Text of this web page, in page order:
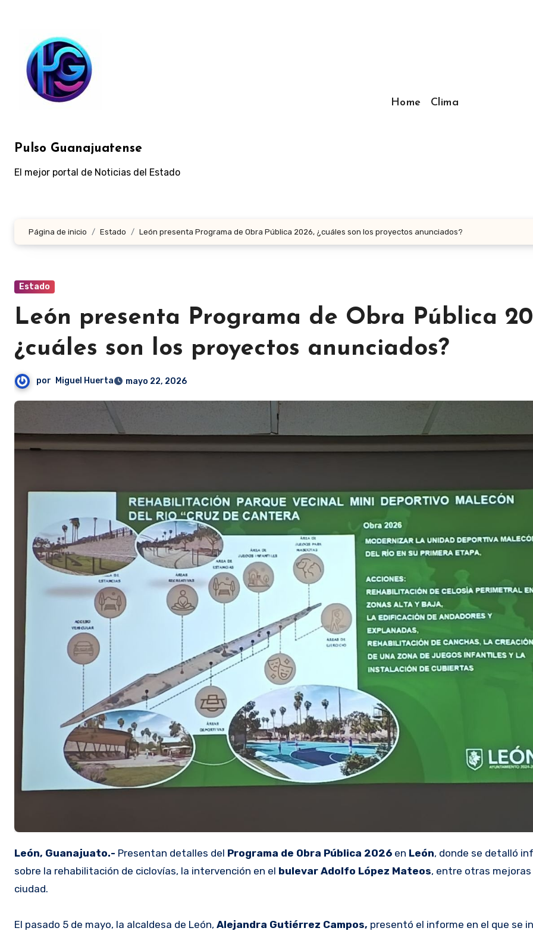
contenido
Pulso Guanajuatense
El mejor portal de Noticias del Estado
Home Clima
Página de inicio Estado León presenta Programa de Obra Pública 2026, ¿cuáles son los proyectos anunciados?
Estado
León presenta Programa de Obra Pública
¿cuáles son los proyectos anunciados?
por Miguel Huerta mayo 22, 2026
León, Guanajuato.- Presentan detalles del Programa de Obra Pública 2026 en León, donde se detalló
sobre la rehabilitación de ciclovías, la intervención en el bulevar Adolfo López Mateos, entre otras mejoras
ciudad.
El pasado 5 de mayo, la alcaldesa de León, Alejandra Gutiérrez Campos, presentó el informe en el que se